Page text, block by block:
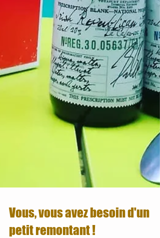
Vous, vous avez besoin d'un